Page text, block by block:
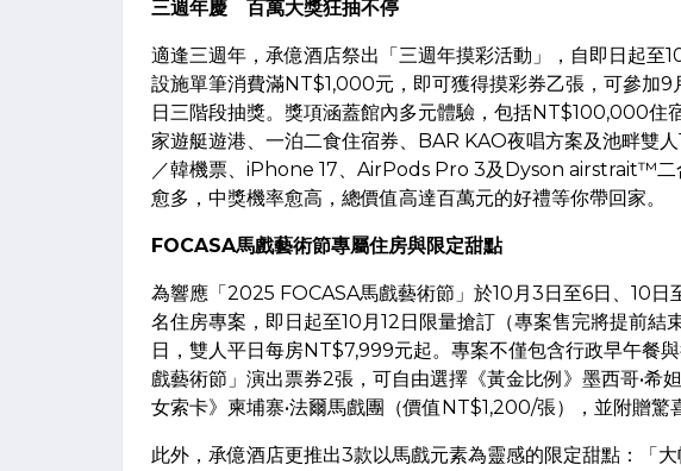
三週年慶 百萬大獎狂抽不停
適逢三週年，承億酒店祭出「三週年摸彩活動」，自即日起至
設施單筆消費滿NT$1,000元，即可獲得摸彩券乙張，可參加9
日三階段抽獎。獎項涵蓋館內多元體驗，包括NT$100,000住
家遊艇遊港、一泊二食住宿券、BAR KAO夜唱方案及池畔雙
／韓機票、iPhone 17、AirPods Pro 3及Dyson airstrait™二
愈多，中獎機率愈高，總價值高達百萬元的好禮等你帶回家。
FOCASA馬戲藝術節專屬住房與限定甜點
為響應「2025 FOCASA馬戲藝術節」於10月3日至6日、10日
名住房專案，即日起至10月12日限量搶訂（專案售完將提前結
日，雙人平日每房NT$7,999元起。專案不僅包含行政早午餐
戲藝術節」演出票券2張，可自由選擇《黃金比例》墨西哥•
女索卡》柬埔寨•法爾馬戲團（價值NT$1,200/張），並附贈驚
此外，承億酒店更推出3款以馬戲元素為靈感的限定甜點：「